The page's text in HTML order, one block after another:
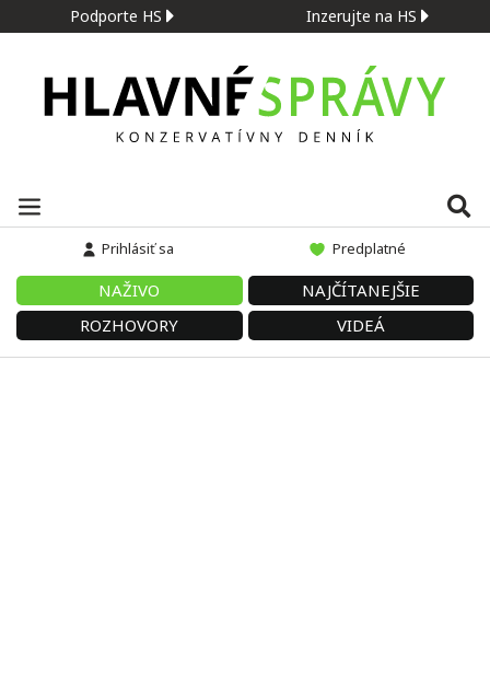
Podporte HS Inzerujte na HS
Prihlásiť sa Predplatné
NAŽIVO
NAJČÍTANEJŠIE
ROZHOVORY
VIDEÁ